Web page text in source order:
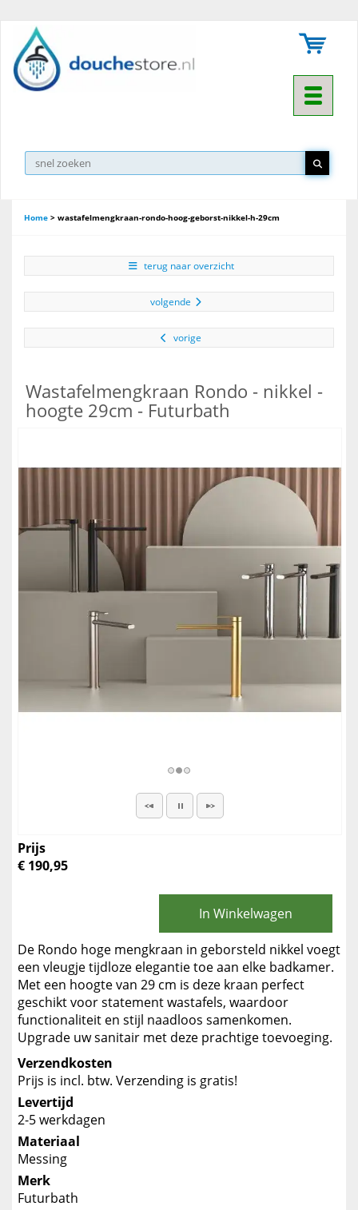
Toggle
Home > wastafelmengkraan-rondo-hoog-geborst-nikkel-h-29cm
terug naar overzicht
volgende
vorige
Wastafelmengkraan Rondo - nikkel -
hoogte 29cm - Futurbath
Prijs
€ 190,95
In Winkelwagen
De Rondo hoge mengkraan in geborsteld nikkel voegt
een vleugje tijdloze elegantie toe aan elke badkamer.
Met een hoogte van 29 cm is deze kraan perfect
geschikt voor statement wastafels, waardoor
functionaliteit en stijl naadloos samenkomen.
Upgrade uw sanitair met deze prachtige toevoeging.
Verzendkosten
Prijs is incl. btw. Verzending is gratis!
Levertijd
2-5 werkdagen
Materiaal
Messing
Merk
Futurbath